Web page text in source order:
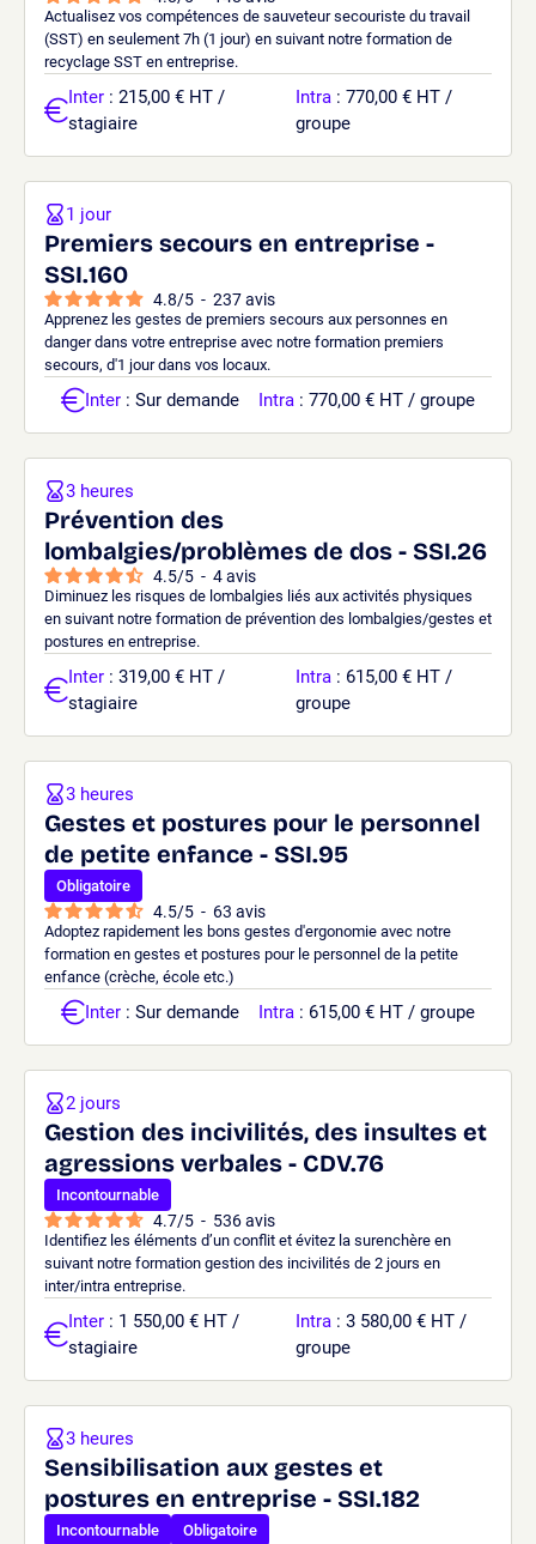
Actualisez vos compétences de sauveteur secouriste du travail
(SST) en seulement 7h (1 jour) en suivant notre formation de
recyclage SST en entreprise.
Inter : 215,00 € HT /
stagiaire
Intra : 770,00 € HT /
groupe
Premiers secours en entreprise -
SSI.160
4.8/5 - 237avis
Apprenez les gestes de premiers secours aux personnes en
danger dans votre entreprise avec notre formation premiers
secours, d'1 jour dans vos locaux.
1 jour
Inter : Sur demande Intra : 770,00 € HT / groupe
Prévention des
lombalgies/problèmes de dos - SSI.26
4.5/5 - 4avis
Diminuez les risques de lombalgies liés aux activités physiques
en suivant notre formation de prévention des lombalgies/gestes et
postures en entreprise.
3 heures
Inter : 319,00 € HT /
stagiaire
Intra : 615,00 € HT /
groupe
Gestes et postures pour le personnel
de petite enfance - SSI.95
Obligatoire
4.5/5 - 63 avis
Adoptez rapidement les bons gestes d'ergonomie avec notre
formation en gestes et postures pour le personnel de la petite
enfance (crèche, école etc.)
3 heures
Inter : Sur demande Intra : 615,00 € HT / groupe
Gestion des incivilités, des insultes et
agressions verbales - CDV.76
Incontournable
4.7/5 - 536avis
Identifiez les éléments d’un conflit et évitez la surenchère en
suivant notre formation gestion des incivilités de 2 jours en
inter/intra entreprise.
2 jours
Inter : 1 550,00 € HT /
stagiaire
Intra : 3 580,00 € HT /
groupe
Sensibilisation aux gestes et
postures en entreprise - SSI.182
Incontournable Obligatoire
3 heures